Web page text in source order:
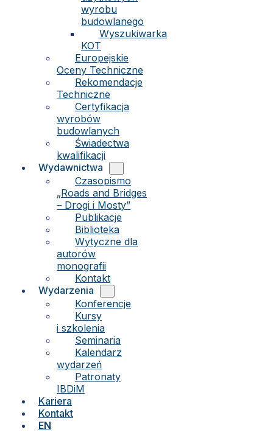
wyrobu
budowlanego
Wyszukiwarka
KOT
Europejskie
Oceny Techniczne
Rekomendacje
Techniczne
Certyfikacja
wyrobów
budowlanych
Świadectwa
kwalifikacji
Wydawnictwa
Czasopismo
„Roads and Bridges
– Drogi i Mosty”
Publikacje
Biblioteka
Wytyczne dla
autorów
monografii
Kontakt
Wydarzenia
Konferencje
Kursy
i szkolenia
Seminaria
Kalendarz
wydarzeń
Patronaty
IBDiM
Kariera
Kontakt
EN